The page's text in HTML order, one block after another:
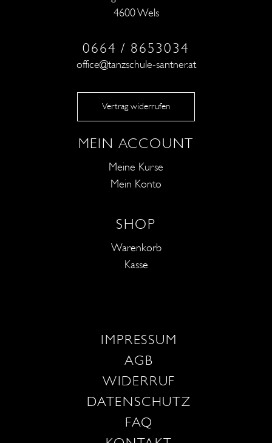
4600 Wels
0664 / 8653034
office@tanzschule-santner.at
Vertrag widerrufen
MEIN ACCOUNT
Meine Kurse
Mein Konto
SHOP
Warenkorb
Kasse
IMPRESSUM
AGB
WIDERRUF
DATENSCHUTZ
FAQ